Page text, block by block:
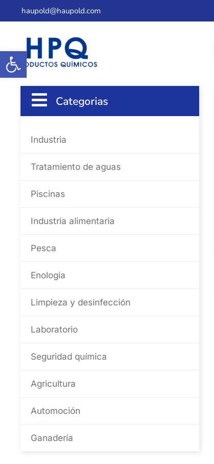
Abrir barra de herramientas
haupold@haupold.com
Categorias
Industria
Tratamiento de aguas
Piscinas
Industria alimentaria
Pesca
Enologia
Limpieza y desinfección
Laboratorio
Seguridad química
Agricultura
Automoción
Ganadería